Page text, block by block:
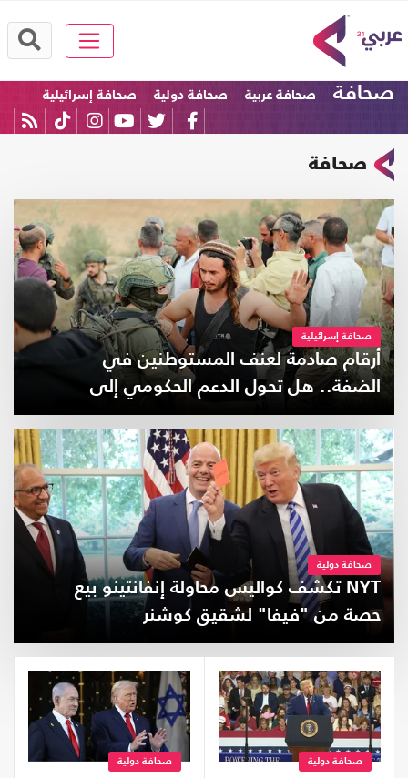
صحافة صحافة عربية صحافة دولية صحافة إسرائيلية
صحافة
صحافة إسرائيلية
أرقام صادمة لعنف المستوطنين في
الضفة.. هل تحول الدعم الحكومي إلى
غطاء رسمي؟
صحافة دولية
NYT تكشف كواليس محاولة إنفانتينو بيع
حصة من "فيفا" لشقيق كوشنر
صحافة دولية صحافة دولية